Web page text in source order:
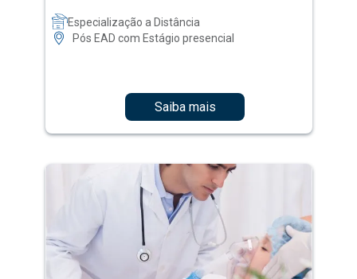
Especialização a Distância
Pós EAD com Estágio presencial
Saiba mais